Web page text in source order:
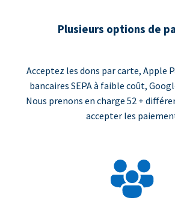
Plusieurs options de
Acceptez les dons par carte, Apple
bancaires SEPA à faible coût,
Nous prenons en charge 52 +
accepter les